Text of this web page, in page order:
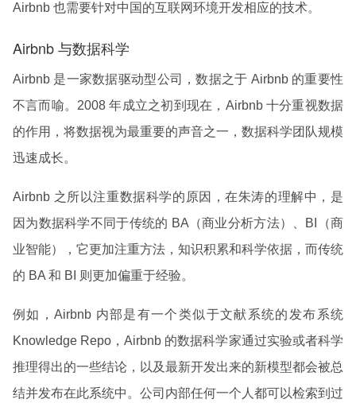
Airbnb 也需要针对中国的互联网环境开发相应的技术。
Airbnb 与数据科学
Airbnb 是一家数据驱动型公司，数据之于 Airbnb 的重要性
不言而喻。2008 年成立之初到现在，Airbnb 十分重视数据
的作用，将数据视为最重要的声音之一，数据科学团队规模
迅速成长。
Airbnb 之所以注重数据科学的原因，在朱涛的理解中，是
因为数据科学不同于传统的 BA（商业分析方法）、BI（商
业智能），它更加注重方法，知识积累和科学依据，而传统
的 BA 和 BI 则更加偏重于经验。
例如，Airbnb 内部是有一个类似于文献系统的发布系统
Knowledge Repo，Airbnb 的数据科学家通过实验或者科学
推理得出的一些结论，以及最新开发出来的新模型都会被总
结并发布在此系统中。公司内部任何一个人都可以检索到过